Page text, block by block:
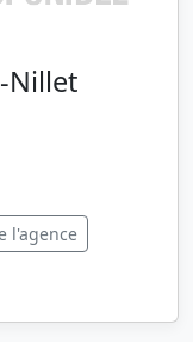
Nillet
l'agence